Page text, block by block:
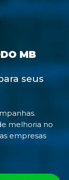
MB
seus
melhoria no
empresas